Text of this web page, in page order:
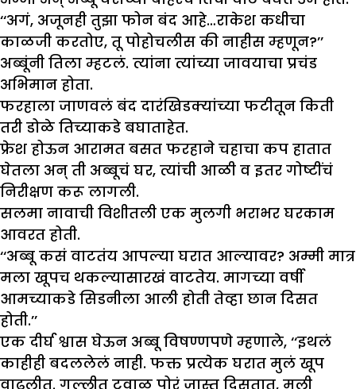
‘‘अगं, अजूनही तुझा फोन बंद आहे…राकेश कधीचा
काळजी करतोए, तू पोहोचलीस की नाहीस म्हणून?’’
अब्बूंनी तिला म्हटलं. त्यांना त्यांच्या जावयाचा प्रचंड
अभिमान होता.
फरहाला जाणवलं बंद दारंखिडक्यांच्या फटीतून किती
तरी डोळे तिच्याकडे बघाताहेत.
फ्रेश होऊन आरामत बसत फरहाने चहाचा कप हातात
घेतला अन् ती अब्बूचं घर, त्यांची आळी व इतर गोष्टींचं
निरीक्षण करू लागली.
सलमा नावाची विशीतली एक मुलगी भराभर घरकाम
आवरत होती.
‘‘अब्बू कसं वाटतंय आपल्या घरात आल्यावर? अम्मी मात्र
मला खूपच थकल्यासारखं वाटतेय. मागच्या वर्षी
आमच्याकडे सिडनीला आली होती तेव्हा छान दिसत
होती.’’
एक दीर्घ श्वास घेऊन अब्बू विषण्णपणे म्हणाले, ‘‘इथलं
काहीही बदललेलं नाही. फक्त प्रत्येक घरात मुलं खूप
वाढलीत. गल्लीत टवाळ पोरं जास्त दिसतात, मुली